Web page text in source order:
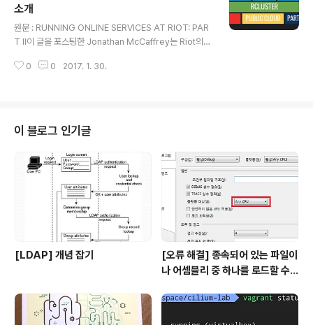
소개
원문 : RUNNING ONLINE SERVICES AT RIOT: PAR
T II이 글을 포스팅한 Jonathan McCaffrey는 Riot의
물에서는 글로벌 백엔드 기능을 배포하고 운영하는 방법에
이므로, 개발 팀은 종종 플레이어 커뮤니티와 직접 협력하
여 기능 및 개선 사항을 전달한다. 최상의 플레이어 경험을
제공하기 위해 우리는 신속하게 움직이고, 피드백을 기반
으로 계획을 신속하게 변경할 수 있는 능력을 유지해야한
다. 인프라 팀의 임무는 개발자가 바로 그렇게 할 수있는 ..
0 0 2017. 1. 30.
이 블로그 인기글
[LDAP] 개념 잡기
[오류 해결] 종속되어 있는 파일이
나 어셈블리 중 하나를 로드할 수